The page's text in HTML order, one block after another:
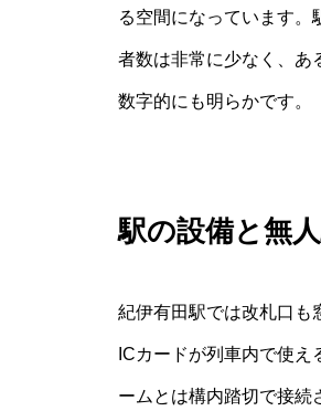
る空間になっています。
者数は非常に少なく、あ
数字的にも明らかです。
駅の設備と無
紀伊有田駅では改札口も
ICカードが列車内で使
ームとは構内踏切で接続